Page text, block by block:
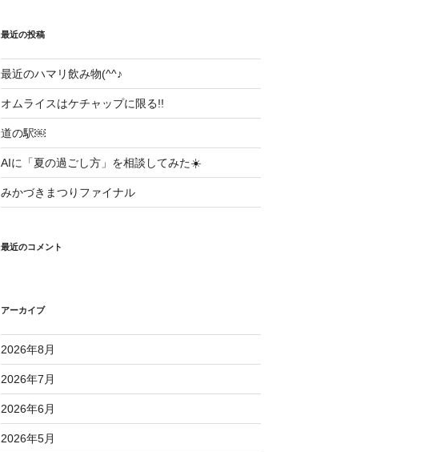
最近の投稿
最近のハマリ飲み物(^^♪
オムライスはケチャップに限る!!
道の駅￼
AIに「夏の過ごし方」を相談してみた☀️
みかづきまつりファイナル
最近のコメント
アーカイブ
2026年8月
2026年7月
2026年6月
2026年5月